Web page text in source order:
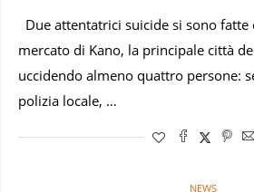
Due attentatrici suicide si sono fatte
mercato di Kano, la principale città
uccidendo almeno quattro persone:
polizia locale, …
NEWS